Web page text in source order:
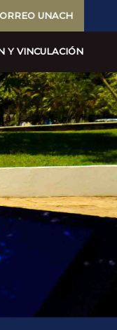
UNACH
Y VINCULACIÓN